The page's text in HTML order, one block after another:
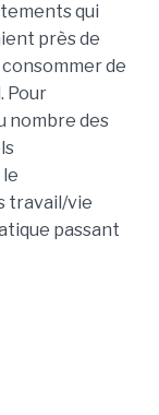
qui
près de
de
Pour
nombre des
travail/vie
passant